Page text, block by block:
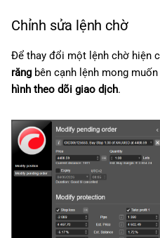
Chỉnh sửa lệnh chờ
Để thay đổi một lệnh chờ hiện
răng bên cạnh lệnh mong
hình theo dõi giao dịch.